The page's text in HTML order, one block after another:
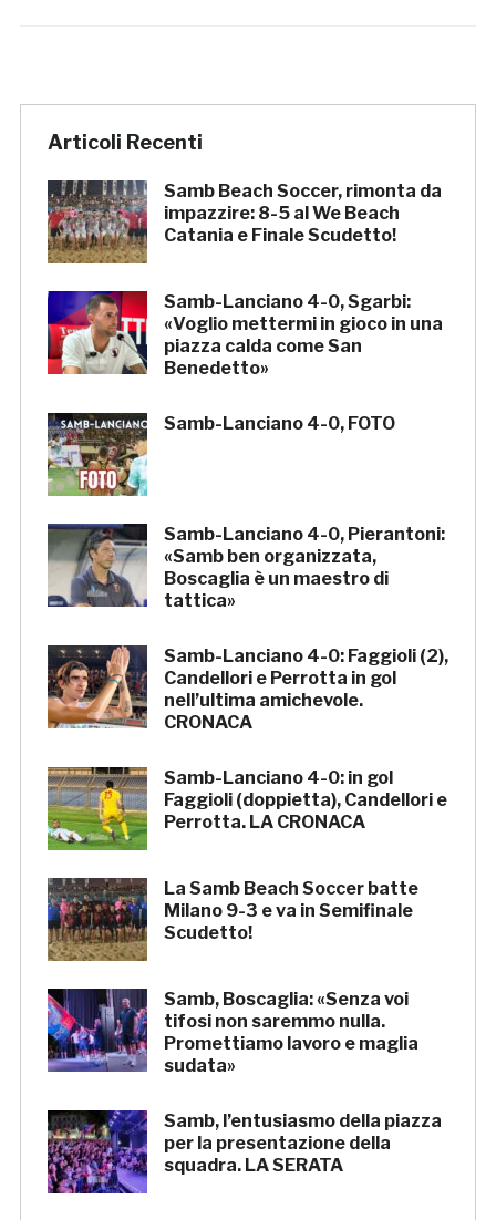
Articoli Recenti
Samb Beach Soccer, rimonta da
impazzire: 8-5 al We Beach
Catania e Finale Scudetto!
Samb-Lanciano 4-0, Sgarbi:
«Voglio mettermi in gioco in una
piazza calda come San
Benedetto»
Samb-Lanciano 4-0, FOTO
Samb-Lanciano 4-0, Pierantoni:
«Samb ben organizzata,
Boscaglia è un maestro di
tattica»
Samb-Lanciano 4-0: Faggioli (2),
Candellori e Perrotta in gol
nell’ultima amichevole.
CRONACA
Samb-Lanciano 4-0: in gol
Faggioli (doppietta), Candellori e
Perrotta. LA CRONACA
La Samb Beach Soccer batte
Milano 9-3 e va in Semifinale
Scudetto!
Samb, Boscaglia: «Senza voi
tifosi non saremmo nulla.
Promettiamo lavoro e maglia
sudata»
Samb, l’entusiasmo della piazza
per la presentazione della
squadra. LA SERATA